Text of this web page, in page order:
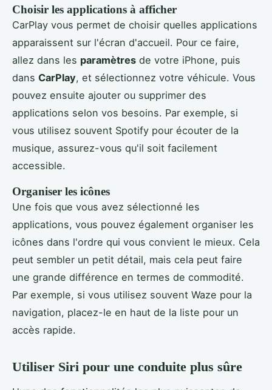
Choisir les applications à afficher
CarPlay vous permet de choisir quelles applications
apparaissent sur l'écran d'accueil. Pour ce faire,
allez dans les paramètres de votre iPhone, puis
dans CarPlay, et sélectionnez votre véhicule. Vous
pouvez ensuite ajouter ou supprimer des
applications selon vos besoins. Par exemple, si
vous utilisez souvent Spotify pour écouter de la
musique, assurez-vous qu'il soit facilement
accessible.
Organiser les icônes
Une fois que vous avez sélectionné les
applications, vous pouvez également organiser les
icônes dans l'ordre qui vous convient le mieux. Cela
peut sembler un petit détail, mais cela peut faire
une grande différence en termes de commodité.
Par exemple, si vous utilisez souvent Waze pour la
navigation, placez-le en haut de la liste pour un
accès rapide.
Utiliser Siri pour une conduite plus sûre